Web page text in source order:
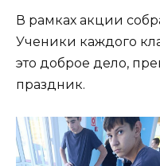
В рамках акции
Ученики каждого
это доброе дело,
праздник.